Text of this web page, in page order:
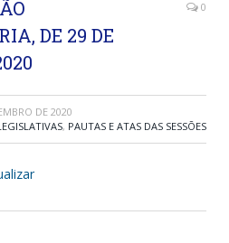
DE 29 DE
0
DE 2020
, PAUTAS E ATAS DAS SESSÕES